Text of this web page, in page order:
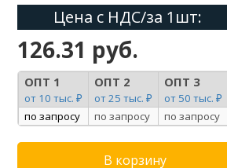
Цена с НДС/за 1шт:
126.31 руб.
ОПТ 1
от 10 тыс. ₽
ОПТ 2
от 25 тыс. ₽
ОПТ 3
от 50 тыс. ₽
по запросу
по запросу по запросу